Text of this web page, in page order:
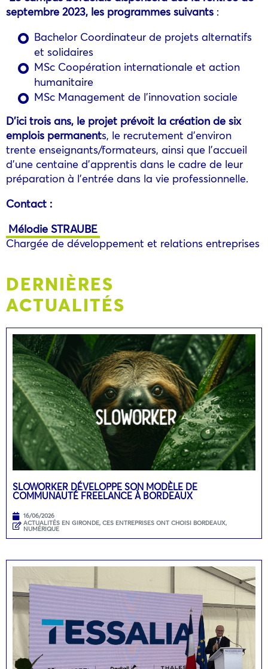
septembre 2023, les programmes suivants :
Bachelor Coordinateur de projets alternatifs
et solidaires
MSc Coopération internationale et action
humanitaire
MSc Management de l’innovation sociale
D’ici trois ans, le projet prévoit la création de six
emplois permanents, le recrutement d’environ
trente enseignants/formateurs, ainsi que l’accueil
d’une centaine d’apprentis dans le cadre de leur
préparation à l’entrée dans la vie professionnelle.
Contact :
Mélodie STRAUBE
Chargée de développement et relations entreprises
DERNIÈRES
ACTUALITÉS
SLOWORKER DÉVELOPPE SON MODÈLE DE
COMMUNAUTÉ FREELANCE À BORDEAUX
16/06/2026
ACTUALITÉS EN GIRONDE, CES ENTREPRISES ONT CHOISI BORDEAUX,
NUMÉRIQUE